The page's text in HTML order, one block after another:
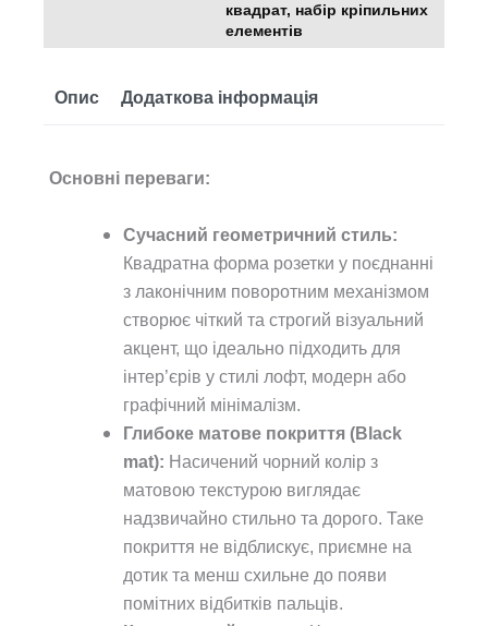
квадрат, набір кріпильних
елементів
Опис Додаткова інформація
Основні переваги:
Сучасний геометричний стиль:
Квадратна форма розетки у поєднанні
з лаконічним поворотним механізмом
створює чіткий та строгий візуальний
акцент, що ідеально підходить для
інтер’єрів у стилі лофт, модерн або
графічний мінімалізм.
Глибоке матове покриття (Black
mat): Насичений чорний колір з
матовою текстурою виглядає
надзвичайно стильно та дорого. Таке
покриття не відблискує, приємне на
дотик та менш схильне до появи
помітних відбитків пальців.